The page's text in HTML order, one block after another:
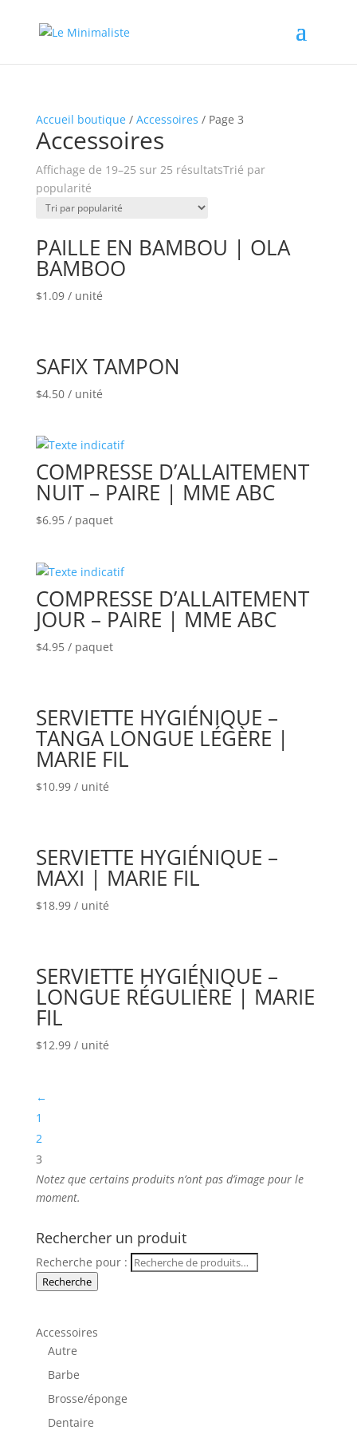
Accueil boutique/ Accessoires / Page 3
Accessoires
Affichage de 19–25 sur 25 résultatsTrié par
popularité
PAILLE EN BAMBOU | OLA
BAMBOO
$1.09 / unité
SAFIX TAMPON
$4.50 / unité
COMPRESSE D’ALLAITEMENT
NUIT – PAIRE | MME ABC
$6.95 / paquet
COMPRESSE D’ALLAITEMENT
JOUR – PAIRE | MME ABC
$4.95 / paquet
SERVIETTE HYGIÉNIQUE –
TANGA LONGUE LÉGÈRE |
MARIE FIL
$10.99 / unité
SERVIETTE HYGIÉNIQUE –
MAXI | MARIE FIL
$18.99 / unité
SERVIETTE HYGIÉNIQUE –
LONGUE RÉGULIÈRE | MARIE
FIL
$12.99 / unité
←
1
2
3
Notez que certains produits n’ont pas d’image pour le
moment.
Rechercher un produit
Recherche pour :
Recherche
Accessoires
Autre
Barbe
Brosse/éponge
Dentaire